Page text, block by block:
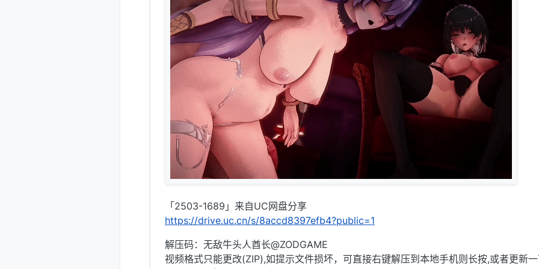
「2503-1689」来自UC网盘分享
https://drive.uc.cn/s/8accd8397efb4?public=1
解压码：无敌牛头人酋长@ZODGAME
视频格式只能更改(ZIP),如提示文件损坏，可直接右键解压到本地手机则长按,或者更新